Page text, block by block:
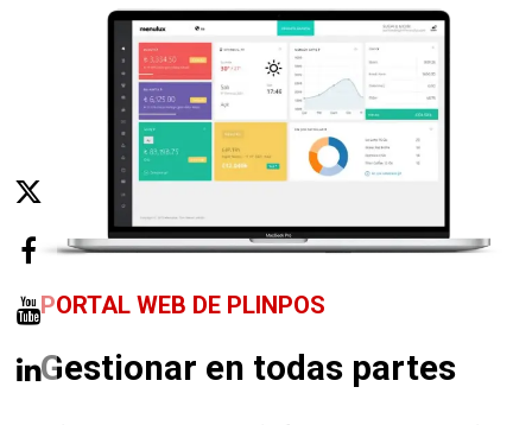
PORTAL WEB DE PLINPOS
Gestionar en todas partes